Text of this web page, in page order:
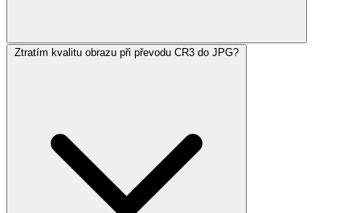
Ztratím kvalitu obrazu při převodu CR3 do JPG?